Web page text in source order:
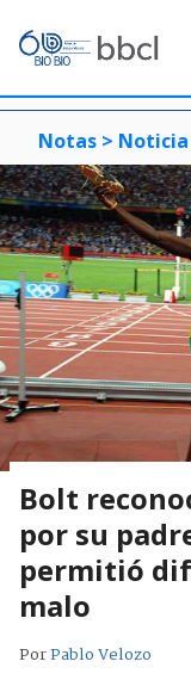
Notas > Noticia
Bolt
por su
permitió
malo
PorPablo Velozo